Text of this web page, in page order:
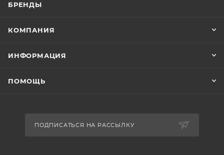
БРЕНДЫ
КОМПАНИЯ
ИНФОРМАЦИЯ
ПОМОЩЬ
ПОДПИСАТЬСЯ НА РАССЫЛКУ